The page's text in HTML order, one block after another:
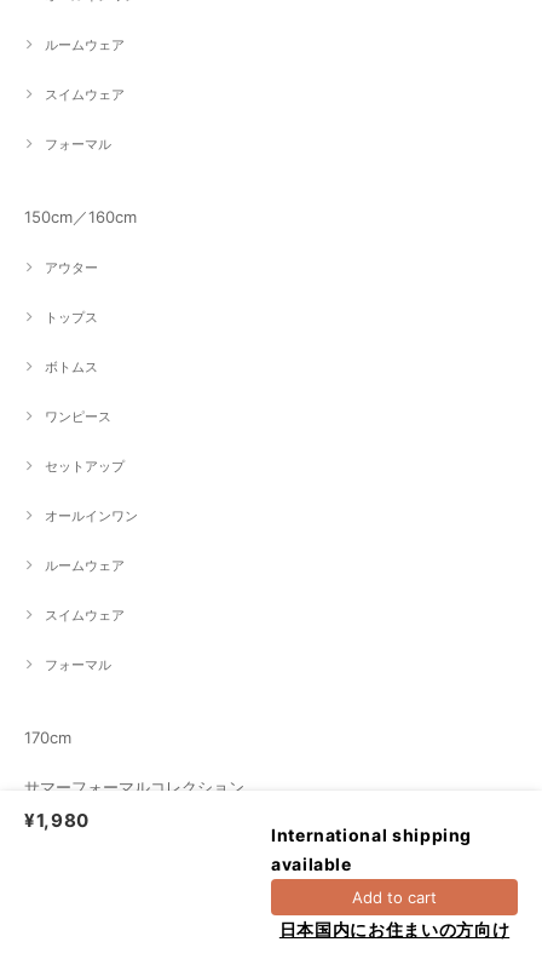
ルームウェア
スイムウェア
フォーマル
150cm／160cm
アウター
トップス
ボトムス
ワンピース
セットアップ
オールインワン
ルームウェア
スイムウェア
フォーマル
170cm
サマーフォーマルコレクション
スイムウェア特集
¥1,980
International shipping
available
Add to cart
日本国内にお住まいの方向け